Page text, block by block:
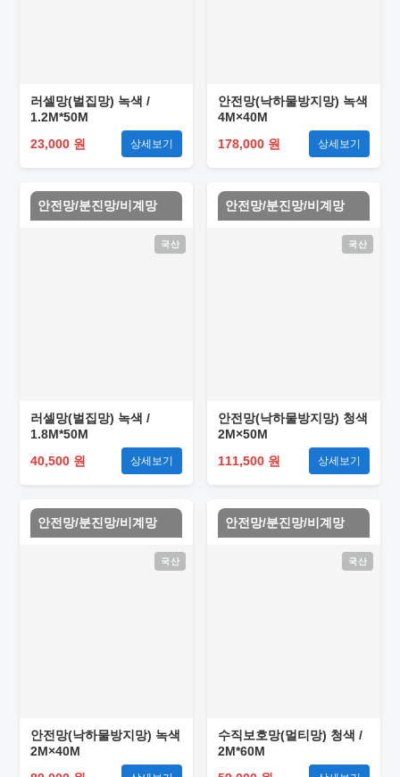
러셀망(벌집망) 녹색 /
1.2M*50M
23,000 원
상세보기
안전망(낙하물방지망) 녹색
4M×40M
178,000 원
상세보기
안전망/분진망/비계망
국산
러셀망(벌집망) 녹색 /
1.8M*50M
40,500 원
상세보기
안전망/분진망/비계망
국산
안전망(낙하물방지망) 청색
2M×50M
111,500 원
상세보기
안전망/분진망/비계망
국산
안전망(낙하물방지망) 녹색
2M×40M
안전망/분진망/비계망
국산
수직보호망(멀티망) 청색 /
2M*60M